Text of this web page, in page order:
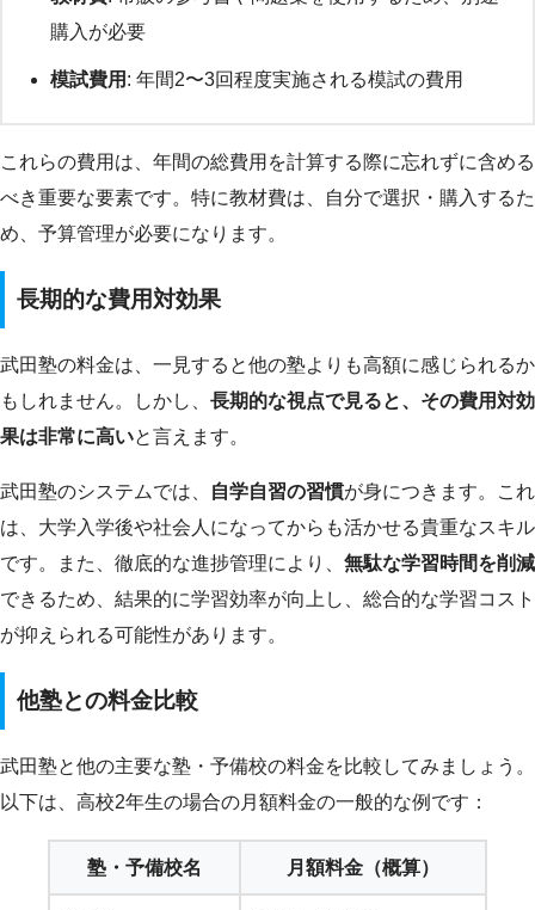
購入が必要
模試費用 : 年間2〜3回程度実施される模試の費用
これらの費用は、年間の総費用を計算する際に忘れずに含める
べき重要な要素です。特に教材費は、自分で選択・購入するた
め、予算管理が必要になります。
長期的な費用対効果
武田塾の料金は、一見すると他の塾よりも高額に感じられるか
もしれません。しかし、 長期的な視点で見ると、その費用対効
果は非常に高いと言えます。
武田塾のシステムでは、 自学自習の習慣が身につきます。これ
は、大学入学後や社会人になってからも活かせる貴重なスキル
です。また、徹底的な進捗管理により、 無駄な学習時間を削減
できるため、結果的に学習効率が向上し、総合的な学習コスト
が抑えられる可能性があります。
他塾との料金比較
武田塾と他の主要な塾・予備校の料金を比較してみましょう。
以下は、高校2年生の場合の月額料金の一般的な例です：
塾・予備校名 月額料金（概算）